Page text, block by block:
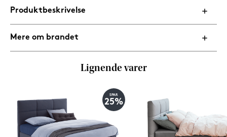
Produktbeskrivelse
Mere om brandet
Lignende varer
SPAR
25%